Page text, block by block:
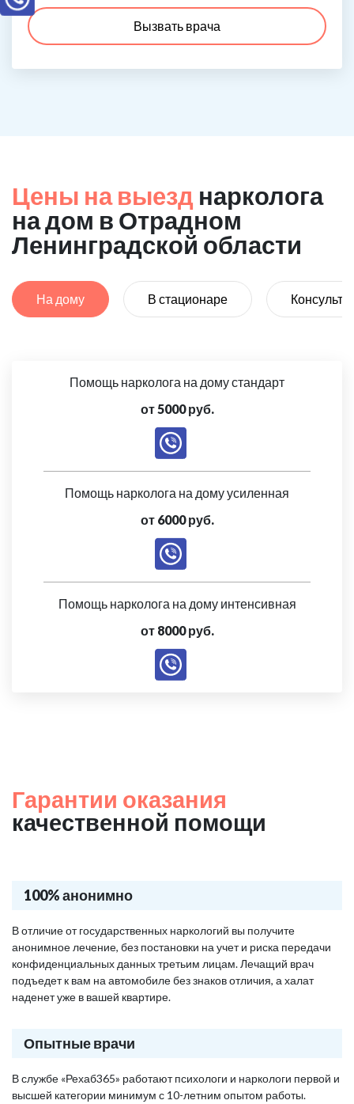
Вызвать врача
Цены на выезд нарколога
на дом в Отрадном
Ленинградской области
На дому В стационаре
Помощь нарколога на дому стандарт
от 5000 руб.
Помощь нарколога на дому усиленная
от 6000 руб.
Помощь нарколога на дому интенсивная
от 8000 руб.
Гарантии оказания
качественной помощи
100% анонимно
В отличие от государственных наркологий вы получите
анонимное лечение, без постановки на учет и риска передачи
конфиденциальных данных третьим лицам. Лечащий врач
подъедет к вам на автомобиле без знаков отличия, а халат
наденет уже в вашей квартире.
Опытные врачи
В службе «Рехаб365» работают психологи и наркологи первой и
высшей категории минимум с 10-летним опытом работы.